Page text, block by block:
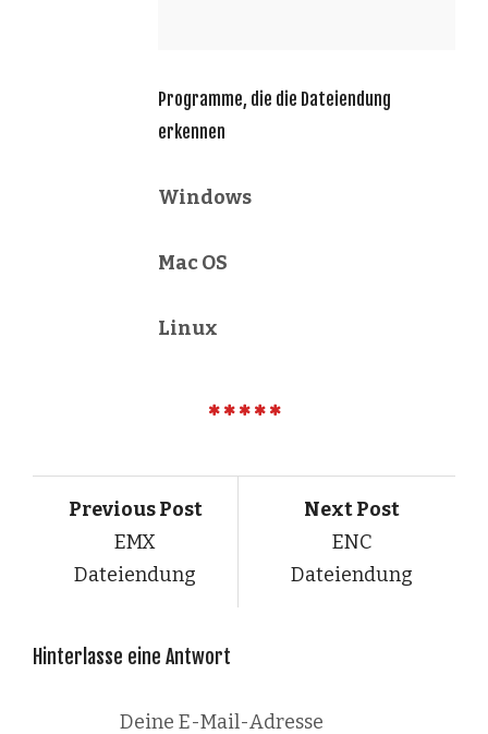
Programme, die die Dateiendung
erkennen
Windows
Mac OS
Linux
Previous Post
EMX
Dateiendung
Next Post
ENC
Dateiendung
Hinterlasse eine Antwort
Deine E-Mail-Adresse